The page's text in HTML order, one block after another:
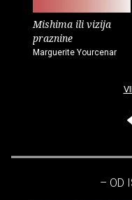
Mishima ili vizija
praznine
Marguerite Yourcenar
– OD